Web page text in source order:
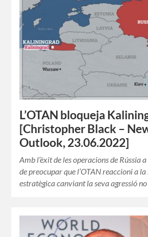
L’OTAN bloqueja
[Christopher Black –
Outlook, 23.06.2022]
Amb l’èxit de les operacions de Rússia
de preocupar que l’OTAN reaccioni a
estratègica canviant la seva agressió